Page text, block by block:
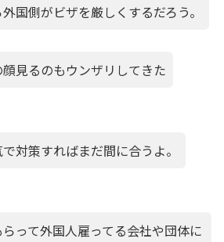
国側がビザを厳しくするだろう。
見るのもウンザリしてきた
対策すればまだ間に合うよ。
って外国人雇ってる会社や団体に